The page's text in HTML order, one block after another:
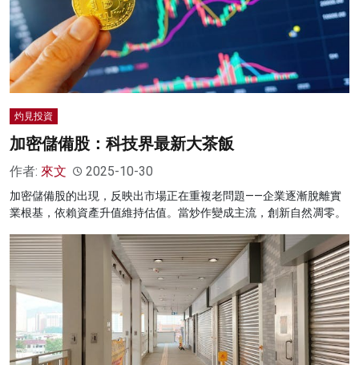
灼見投資
加密儲備股：科技界最新大茶飯
作者: 來文 2025-10-30
加密儲備股的出現，反映出市場正在重複老問題——企業逐漸脫離實
業根基，依賴資產升值維持估值。當炒作變成主流，創新自然凋零。